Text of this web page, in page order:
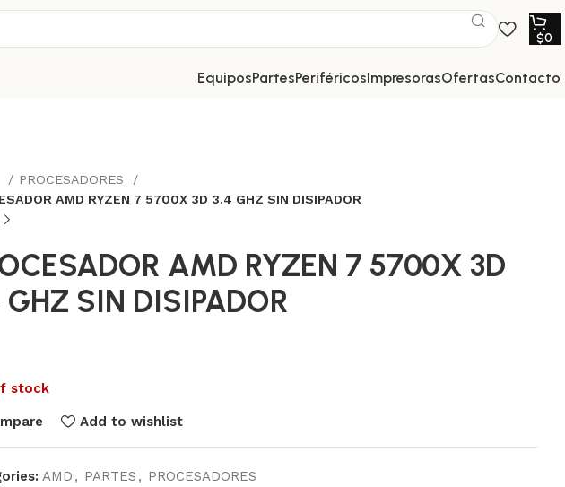
$0
equipos partes periféricos impresoras ofertas contacto
PROCESADORES
AMD RYZEN 7 5700X 3D 3.4 GHZ SIN DISIPADOR
AMD RYZEN 7 5700X 3D
GHZ SIN DISIPADOR
stock
Add to wishlist
AMD , PARTES , PROCESADORES